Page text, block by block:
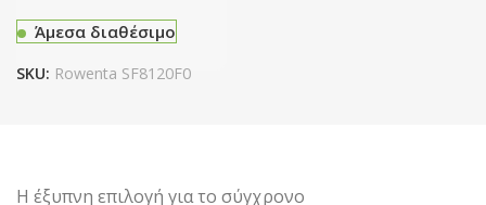
Άμεσα διαθέσιμο
SKU: Rowenta SF8120F0
Η έξυπνη επιλογή για το σύγχρονο